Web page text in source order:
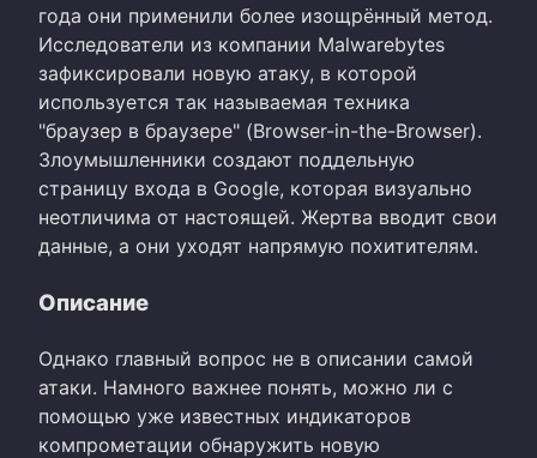
года они применили более изощрённый метод.
Исследователи из компании Malwarebytes
зафиксировали новую атаку, в которой
используется так называемая техника
"браузер в браузере" (Browser-in-the-Browser).
Злоумышленники создают поддельную
страницу входа в Google, которая визуально
неотличима от настоящей. Жертва вводит свои
данные, а они уходят напрямую похитителям.
Описание
Однако главный вопрос не в описании самой
атаки. Намного важнее понять, можно ли с
помощью уже известных индикаторов
компрометации обнаружить новую